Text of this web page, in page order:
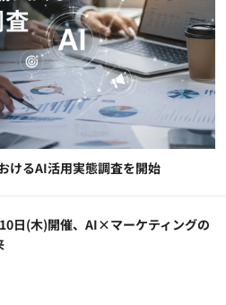
けるAI活用実態調査を開始
日(木)開催、AI×マーケティングの